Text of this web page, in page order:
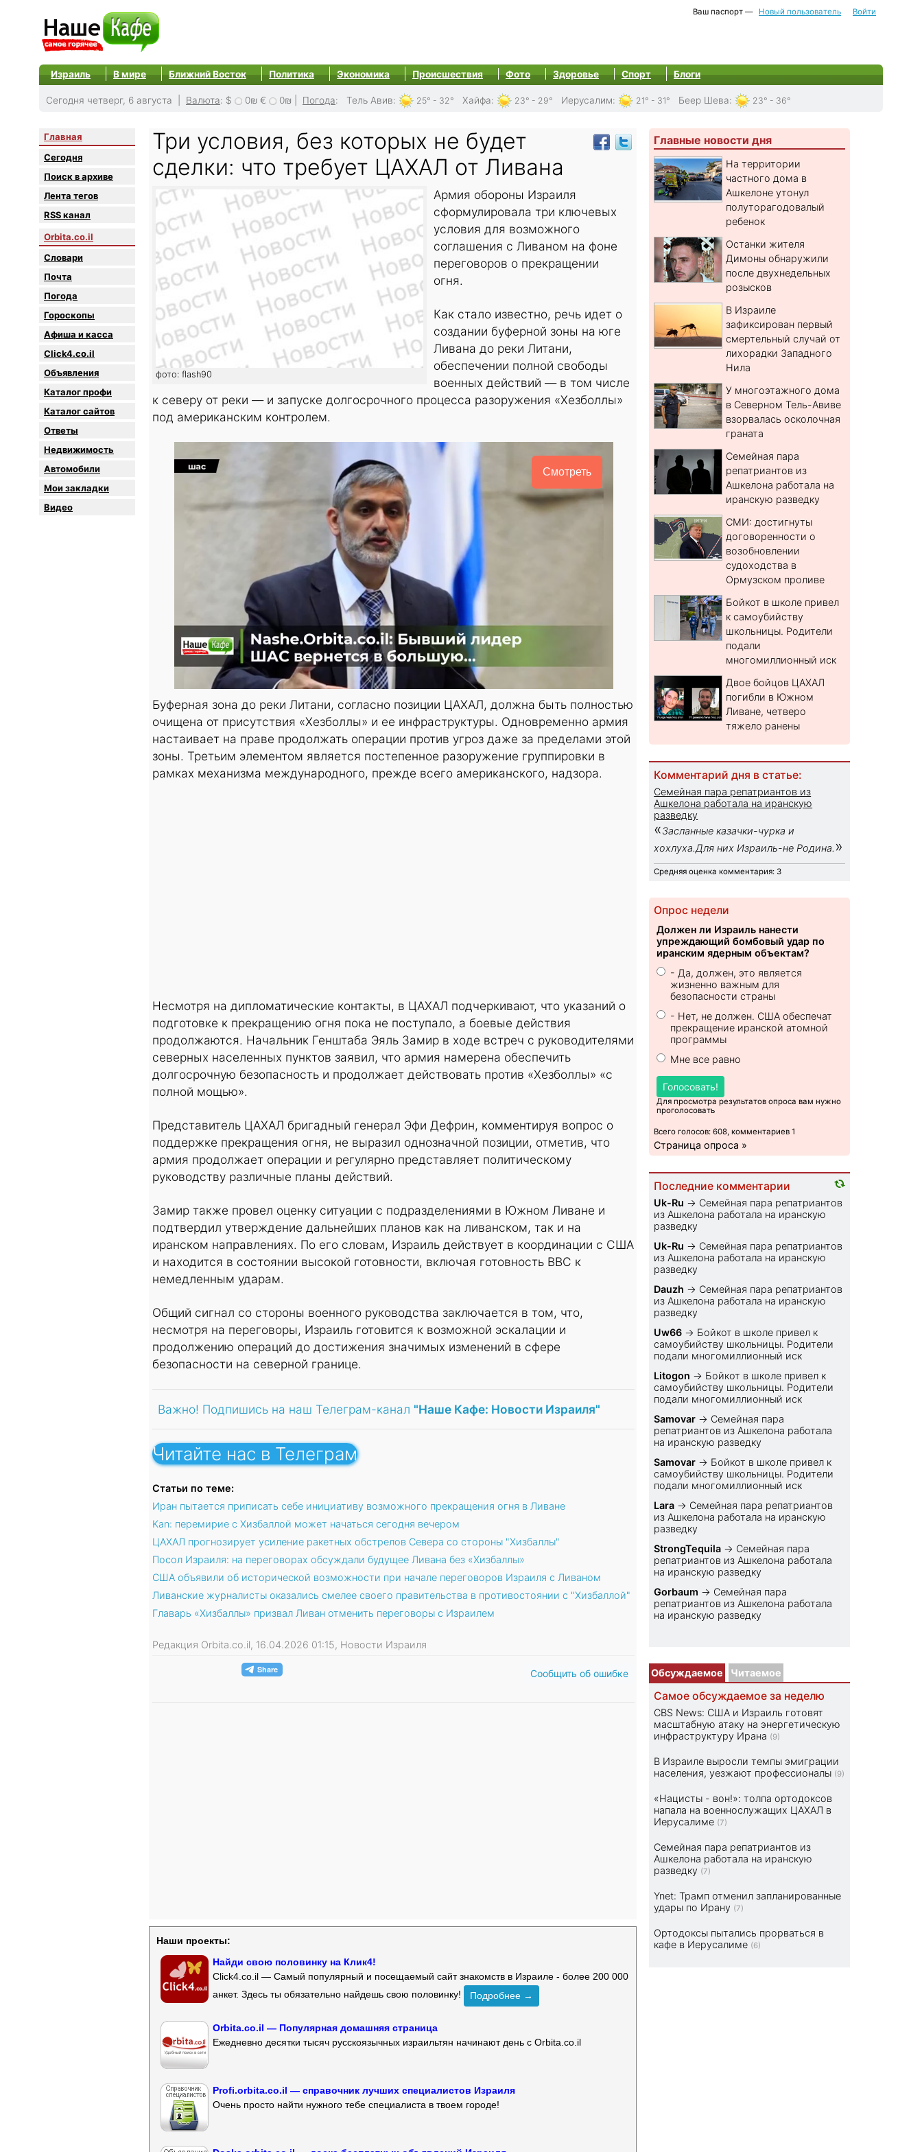
Ваш паспорт — Новый пользователь Войти
Израиль В мире Ближний Восток Политика Экономика Происшествия Фото Здоровье Спорт Блоги
Сегодня четверг, 6 августа | Валюта: $ 0₪ € 0₪ Погода: Тель Авив: 25° - 32° Хайфа: 23° - 29° Иерусалим: 21° - 31° Беер Шева: 23° - 36°
Главная
Сегодня
Поиск в архиве
Лента тегов
RSS канал
Orbita.co.il
Словари
Почта
Погода
Гороскопы
Афиша и касса
Click4.co.il
Объявления
Каталог профи
Каталог сайтов
Oтветы
Недвижимость
Автомобили
Мои закладки
Видео
Три условия, без которых не будет
сделки: что требует ЦАХАЛ от Ливана
фото: flash90
Армия обороны Израиля
сформулировала три ключевых
условия для возможного
соглашения с Ливаном на фоне
переговоров о прекращении
огня.
Как стало известно, речь идет о
создании буферной зоны на юге
Ливана до реки Литани,
обеспечении полной свободы
военных действий — в том числе
к северу от реки — и запуске долгосрочного процесса разоружения «Хезболлы»
под американским контролем.
Смотреть
Буферная зона до реки Литани, согласно позиции ЦАХАЛ, должна быть полностью
очищена от присутствия «Хезболлы» и ее инфраструктуры. Одновременно армия
настаивает на праве продолжать операции против угроз даже за пределами этой
зоны. Третьим элементом является постепенное разоружение группировки в
рамках механизма международного, прежде всего американского, надзора.
Несмотря на дипломатические контакты, в ЦАХАЛ подчеркивают, что указаний о
подготовке к прекращению огня пока не поступало, а боевые действия
продолжаются. Начальник Генштаба Эяль Замир в ходе встреч с руководителями
северных населенных пунктов заявил, что армия намерена обеспечить
долгосрочную безопасность и продолжает действовать против «Хезболлы» «с
полной мощью».
Представитель ЦАХАЛ бригадный генерал Эфи Дефрин, комментируя вопрос о
поддержке прекращения огня, не выразил однозначной позиции, отметив, что
армия продолжает операции и регулярно представляет политическому
руководству различные планы действий.
Замир также провел оценку ситуации с подразделениями в Южном Ливане и
подтвердил утверждение дальнейших планов как на ливанском, так и на
иранском направлениях. По его словам, Израиль действует в координации с США
и находится в состоянии высокой готовности, включая готовность ВВС к
немедленным ударам.
Общий сигнал со стороны военного руководства заключается в том, что,
несмотря на переговоры, Израиль готовится к возможной эскалации и
продолжению операций до достижения значимых изменений в сфере
безопасности на северной границе.
Важно! Подпишись на наш Телеграм-канал "Наше Кафе: Новости Израиля"
Читайте нас в Телеграм
Статьи по теме:
Иран пытается приписать себе инициативу возможного прекращения огня в Ливане
Kan: перемирие с Хизбаллой может начаться сегодня вечером
ЦАХАЛ прогнозирует усиление ракетных обстрелов Севера со стороны "Хизбаллы"
Посол Израиля: на переговорах обсуждали будущее Ливана без «Хизбаллы»
США объявили об исторической возможности при начале переговоров Израиля с Ливаном
Ливанские журналисты оказались смелее своего правительства в противостоянии с "Хизбаллой"
Главарь «Хизбаллы» призвал Ливан отменить переговоры с Израилем
Редакция Orbita.co.il, 16.04.2026 01:15, Новости Израиля
Сообщить об ошибке
Наши проекты:
Найди свою половинку на Клик4!
Click4.co.il — Самый популярный и посещаемый сайт знакомств в Израиле - более 200 000
анкет. Здесь ты обязательно найдешь свою половинку!
Подробнее →
Orbita.co.il — Популярная домашняя страница
Ежедневно десятки тысяч русскоязычных израильтян начинают день с Orbita.co.il
Profi.orbita.co.il — справочник лучших специалистов Израиля
Очень просто найти нужного тебе специалиста в твоем городе!
Главные новости дня
На территории
частного дома в
Ашкелоне утонул
полуторагодовалый
ребенок
Останки жителя
Димоны обнаружили
после двухнедельных
розысков
В Израиле
зафиксирован первый
смертельный случай от
лихорадки Западного
Нила
У многоэтажного дома
в Северном Тель-Авиве
взорвалась осколочная
граната
Семейная пара
репатриантов из
Ашкелона работала на
иранскую разведку
СМИ: достигнуты
договоренности о
возобновлении
судоходства в
Ормузском проливе
Бойкот в школе привел
к самоубийству
школьницы. Родители
подали
многомиллионный иск
Двое бойцов ЦАХАЛ
погибли в Южном
Ливане, четверо
тяжело ранены
Комментарий дня в статье:
Семейная пара репатриантов из
Ашкелона работала на иранскую
разведку
«Засланные казачки-чурка и
хохлуха.Для них Израиль-не Родина. »
Средняя оценка комментария: 3
Опрос недели
Должен ли Израиль нанести
упреждающий бомбовый удар по
иранским ядерным объектам?
- Да, должен, это является
жизненно важным для
безопасности страны
- Нет, не должен. США обеспечат
прекращение иранской атомной
программы
Мне все равно
Голосовать!
Для просмотра результатов опроса вам нужно
проголосовать
Всего голосов: 608, комментариев 1
Страница опроса »
Последние комментарии
Uk-Ru → Семейная пара репатриантов
из Ашкелона работала на иранскую
разведку
Uk-Ru → Семейная пара репатриантов
из Ашкелона работала на иранскую
разведку
Dauzh → Семейная пара репатриантов
из Ашкелона работала на иранскую
разведку
Uw66 → Бойкот в школе привел к
самоубийству школьницы. Родители
подали многомиллионный иск
Litogon → Бойкот в школе привел к
самоубийству школьницы. Родители
подали многомиллионный иск
Samovar → Семейная пара
репатриантов из Ашкелона работала
на иранскую разведку
Samovar → Бойкот в школе привел к
самоубийству школьницы. Родители
подали многомиллионный иск
Lara → Семейная пара репатриантов
из Ашкелона работала на иранскую
разведку
StrongTequila → Семейная пара
репатриантов из Ашкелона работала
на иранскую разведку
Gorbaum → Семейная пара
репатриантов из Ашкелона работала
на иранскую разведку
Обсуждаемое Читаемое
Самое обсуждаемое за неделю
CBS News: США и Израиль готовят
масштабную атаку на энергетическую
инфраструктуру Ирана (9)
В Израиле выросли темпы эмиграции
населения, уезжают профессионалы (9)
«Нацисты - вон!»: толпа ортодоксов
напала на военнослужащих ЦАХАЛ в
Иерусалиме (7)
Семейная пара репатриантов из
Ашкелона работала на иранскую
разведку (7)
Ynet: Трамп отменил запланированные
удары по Ирану (7)
Ортодоксы пытались прорваться в
кафе в Иерусалиме (6)